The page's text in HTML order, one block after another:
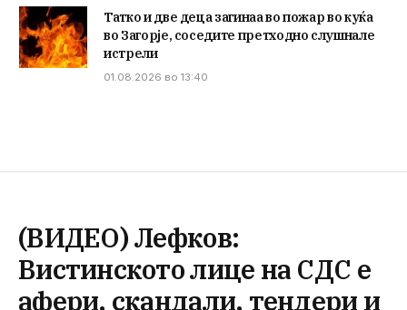
Татко и две деца загинаа во пожар во куќа
во Загорје, соседите претходно слушнале
истрели
01.08.2026 во 13:40
(ВИДЕО) Лефков:
Вистинското лице на СДС е
афери, скандали, тендери и